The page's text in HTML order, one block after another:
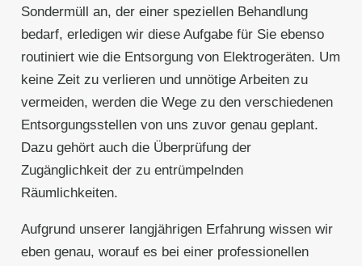
Sondermüll an, der einer speziellen Behandlung
bedarf, erledigen wir diese Aufgabe für Sie ebenso
routiniert wie die Entsorgung von Elektrogeräten. Um
keine Zeit zu verlieren und unnötige Arbeiten zu
vermeiden, werden die Wege zu den verschiedenen
Entsorgungsstellen von uns zuvor genau geplant.
Dazu gehört auch die Überprüfung der
Zugänglichkeit der zu entrümpelnden
Räumlichkeiten.
Aufgrund unserer langjährigen Erfahrung wissen wir
eben genau, worauf es bei einer professionellen